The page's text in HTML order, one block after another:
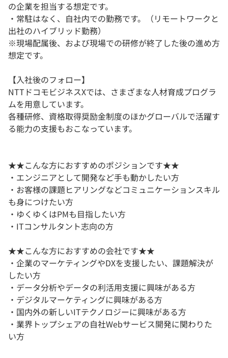
の企業を担当する想定です。
・常駐はなく、自社内での勤務です。（リモートワークと
出社のハイブリッド勤務）
※現場配属後、および現場での研修が終了した後の進め方
想定です。
【入社後のフォロー】
NTTドコモビジネスXでは、さまざまな人材育成プログラ
ムを用意しています。
各種研修、資格取得奨励金制度のほかグローバルで活躍す
る能力の支援もおこなっています。
★★こんな方におすすめのポジションです★★
・エンジニアとして開発など手も動かしたい方
・お客様の課題ヒアリングなどコミュニケーションスキル
も身につけたい方
・ゆくゆくはPMも目指したい方
・ITコンサルタント志向の方
★★こんな方におすすめの会社です★★
・企業のマーケティングやDXを支援したい、課題解決が
したい方
・データ分析やデータの利活用支援に興味がある方
・デジタルマーケティングに興味がある方
・国内外の新しいITテクノロジーに興味がある方
・業界トップシェアの自社Webサービス開発に関わりた
い方